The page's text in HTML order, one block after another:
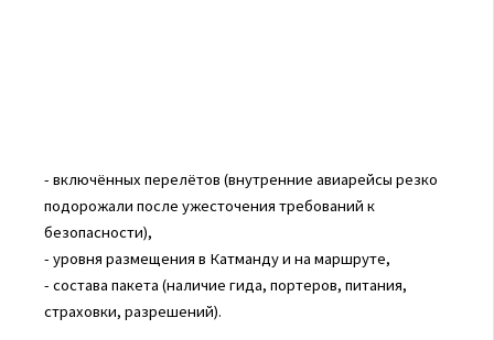
- включённых перелётов (внутренние авиарейсы резко
подорожали после ужесточения требований к
безопасности),
- уровня размещения в Катманду и на маршруте,
- состава пакета (наличие гида, портеров, питания,
страховки, разрешений).